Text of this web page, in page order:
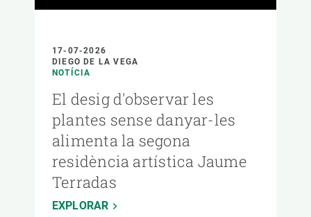
17-07-2026
DIEGO DE LA VEGA
NOTÍCIA
El desig d'observar les
plantes sense danyar-les
alimenta la segona
residència artística Jaume
Terradas
EXPLORAR